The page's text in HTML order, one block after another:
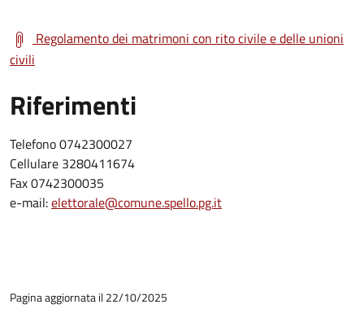
Regolamento dei matrimoni con rito civile e delle unioni
civili
Riferimenti
Telefono 0742300027
Cellulare 3280411674
Fax 0742300035
e-mail:elettorale@comune.spello.pg.it
Pagina aggiornata il 22/10/2025